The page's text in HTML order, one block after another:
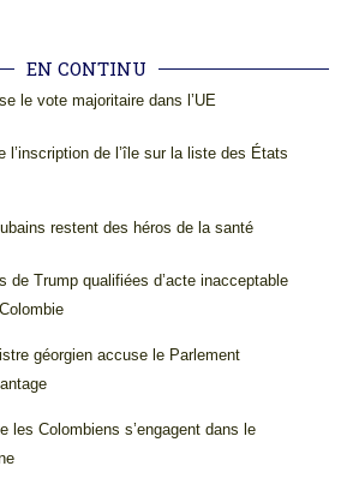
EN CONTINU
le vote majoritaire dans l’UE
l’inscription de l’île sur la liste des États
restent des héros de la santé
de Trump qualifiées d’acte inacceptable
géorgien accuse le Parlement
les Colombiens s’engagent dans le